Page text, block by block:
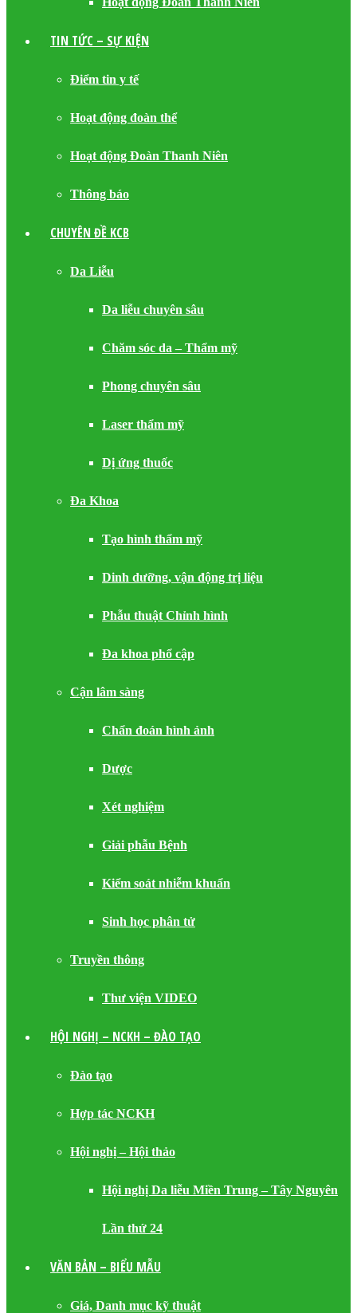
TIN TỨC – SỰ KIỆN
Điểm tin y tế
Hoạt động đoàn thể
Hoạt động Đoàn Thanh Niên
Thông báo
CHUYÊN ĐỀ KCB
Da Liễu
Da liễu chuyên sâu
Chăm sóc da – Thẩm mỹ
Phong chuyên sâu
Laser thẩm mỹ
Dị ứng thuốc
Đa Khoa
Tạo hình thẩm mỹ
Dinh dưỡng, vận động trị liệu
Phẫu thuật Chỉnh hình
Đa khoa phổ cập
Cận lâm sàng
Chẩn đoán hình ảnh
Dược
Xét nghiệm
Giải phẫu Bệnh
Kiểm soát nhiễm khuẩn
Sinh học phân tử
Truyền thông
Thư viện VIDEO
HỘI NGHỊ – NCKH – ĐÀO TẠO
Đào tạo
Hợp tác NCKH
Hội nghị – Hội thảo
Hội nghị Da liễu Miền Trung – Tây Nguyên
Lần thứ 24
VĂN BẢN – BIỂU MẪU
Giá, Danh mục kỹ thuật